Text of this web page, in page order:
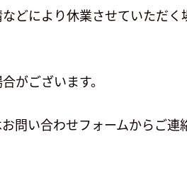
どにより休業させていただく
がございます。
問い合わせフォームからご連